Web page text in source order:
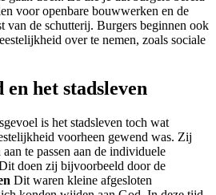
voor openbare bouwwerken en de
van de schutterij. Burgers beginnen ook
over te nemen, zoals sociale
het stadsleven
is het stadsleven toch wat
voorheen gewend was. Zij
te passen aan de individuele
doen zij bijvoorbeeld door de
Dit waren kleine afgesloten